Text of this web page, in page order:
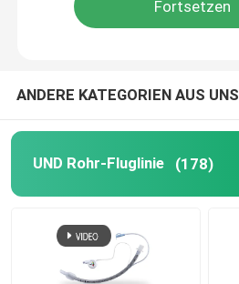
Qualitätskontrolle
Kontakt
ANDERE KATEGORIEN AUS UNS
UND Rohr-Fluglinie (178)